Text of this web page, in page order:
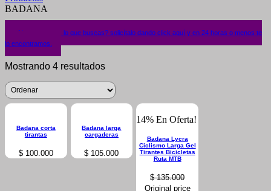
BADANA
¿No encuentras lo que buscas? solicítalo dando click aquí y en 24 horas o menos te
lo encontramos.
Mostrando 4 resultados
Badana corta
tirantas
$100.000
Badana larga
cargaderas
$ 105.000
14% En Oferta!
Badana Lycra
Ciclismo Larga Gel
Tirantes Bicicletas
Ruta MTB
$135.000
Original price